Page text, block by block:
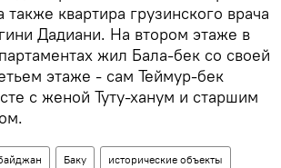
квартира грузинского врача
Дадиани. На втором этаже в
жил Бала-бек со своей
этаже - сам Теймур-бек
с женой Туту-ханум и старшим
Баку исторические объекты